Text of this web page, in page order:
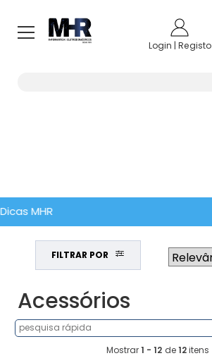
Login | Registo
FILTRAR POR
Acessórios
Mostrar1 - 12 de12itens